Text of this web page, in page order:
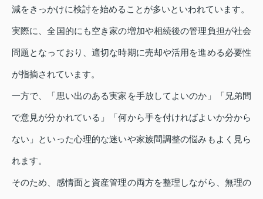
減をきっかけに検討を始めることが多いといわれています。
実際に、全国的にも空き家の増加や相続後の管理負担が社会
問題となっており、適切な時期に売却や活用を進める必要性
が指摘されています。
一方で、「思い出のある実家を手放してよいのか」「兄弟間
で意見が分かれている」「何から手を付ければよいか分から
ない」といった心理的な迷いや家族間調整の悩みもよく見ら
れます。
そのため、感情面と資産管理の両方を整理しながら、無理の